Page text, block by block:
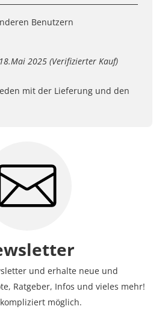
transparent zu zeigen, wie
bedeutet.
wie Kundenbewertungen
Benutzern
2025 (Verifizierter Kauf)
mit der Lieferung und den
und erhalte neue und
Ratgeber, Infos und vieles mehr!
möglich.